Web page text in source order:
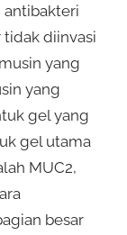
diinvasi
yang
yang
gel yang
gel utama
MUC2,
besar